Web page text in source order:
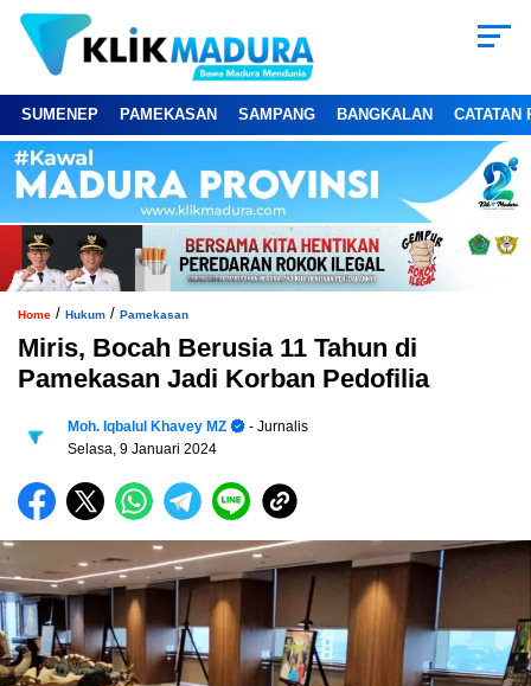
SUMENEP PAMEKASAN SAMPANG BANGKALAN CATATAN
Home / Hukum / Pamekasan
Miris, Bocah Berusia 11 Tahun di
Pamekasan Jadi Korban Pedofilia
Moh. Iqbalul Khavey MZ
- Jurnalis
Selasa, 9 Januari 2024